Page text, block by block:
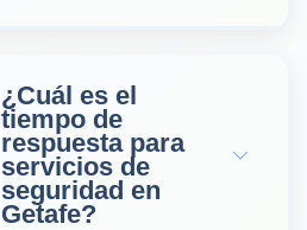
¿Cuál es el
tiempo de
respuesta para
servicios de
seguridad en
Getafe?